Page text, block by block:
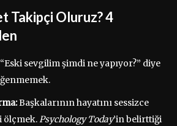
Takipçi Oluruz? 4
sevgilim şimdi ne yapıyor?” diye
Başkalarının hayatını sessizce
ölçmek.Psychology Today’in belirttiği